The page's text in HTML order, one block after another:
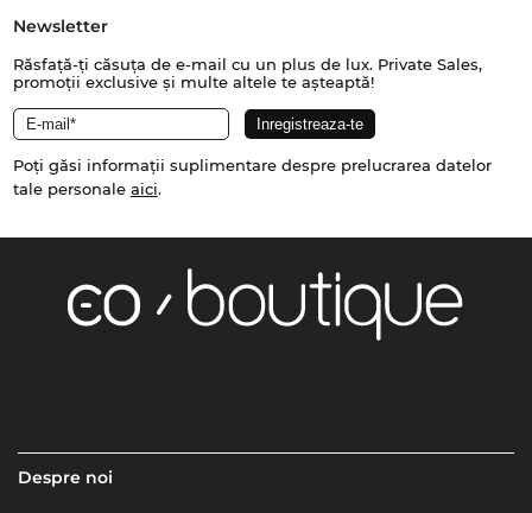
Newsletter
Răsfață-ți căsuța de e-mail cu un plus de lux. Private Sales,
promoții exclusive și multe altele te așteaptă!
Poți găsi informații suplimentare despre prelucrarea datelor
tale personale aici.
Despre noi